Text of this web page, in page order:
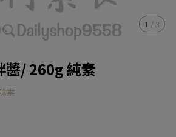
1 / 3
醬/ 260g 純素
素